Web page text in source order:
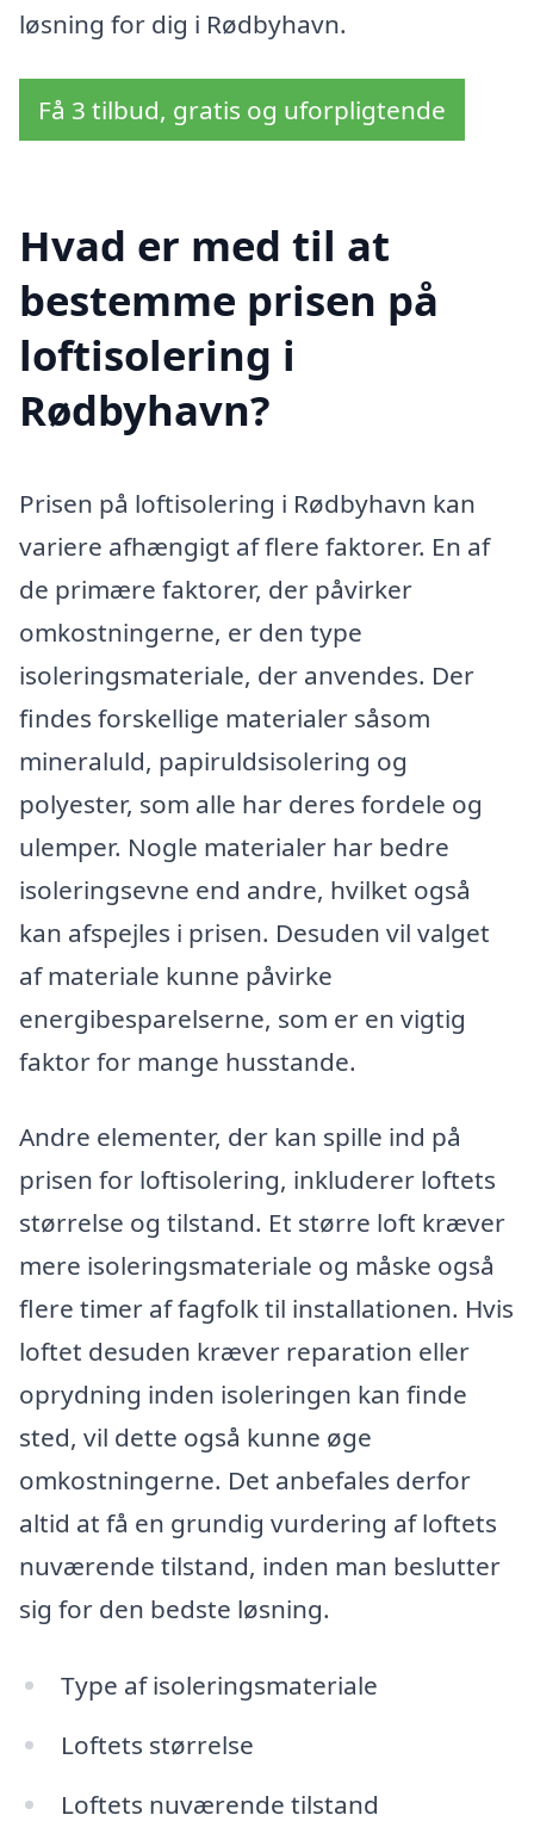
løsning for dig i Rødbyhavn.
Få 3 tilbud, gratis og uforpligtende
Hvad er med til at
bestemme prisen på
loftisolering i
Rødbyhavn?
Prisen på loftisolering i Rødbyhavn kan
variere afhængigt af flere faktorer. En af
de primære faktorer, der påvirker
omkostningerne, er den type
isoleringsmateriale, der anvendes. Der
findes forskellige materialer såsom
mineraluld, papiruldsisolering og
polyester, som alle har deres fordele og
ulemper. Nogle materialer har bedre
isoleringsevne end andre, hvilket også
kan afspejles i prisen. Desuden vil valget
af materiale kunne påvirke
energibesparelserne, som er en vigtig
faktor for mange husstande.
Andre elementer, der kan spille ind på
prisen for loftisolering, inkluderer loftets
størrelse og tilstand. Et større loft kræver
mere isoleringsmateriale og måske også
flere timer af fagfolk til installationen. Hvis
loftet desuden kræver reparation eller
oprydning inden isoleringen kan finde
sted, vil dette også kunne øge
omkostningerne. Det anbefales derfor
altid at få en grundig vurdering af loftets
nuværende tilstand, inden man beslutter
sig for den bedste løsning.
Type af isoleringsmateriale
Loftets størrelse
Loftets nuværende tilstand